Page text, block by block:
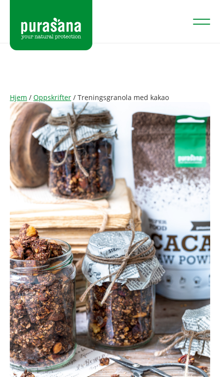
Hjem / Oppskrifter / Treningsgranola med kakao